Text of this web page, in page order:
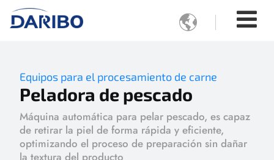

Equipos para el procesamiento de carne
Peladora de pescado
Máquina automática para pelar pescado, es capaz
de retirar la piel de forma rápida y eficiente,
optimizando el proceso de preparación sin dañar
la textura del producto